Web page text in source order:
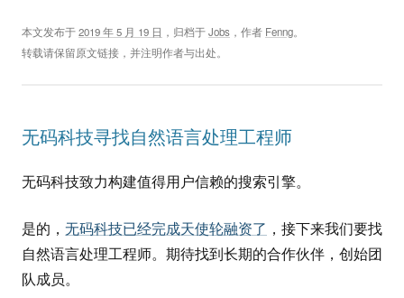
本文发布于2019 年 5 月 19 日 ，归档于Jobs ，作者 Fenng。
转载请保留原文链接，并注明作者与出处。
无码科技寻找自然语言处理工程师
无码科技致力构建值得用户信赖的搜索引擎。
是的， 无码科技已经完成天使轮融资了 ，接下来我们要找
自然语言处理工程师。期待找到长期的合作伙伴，创始团
队成员。